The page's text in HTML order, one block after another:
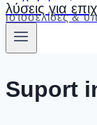
λύσεις για
ιστοσελίδες &
Suport